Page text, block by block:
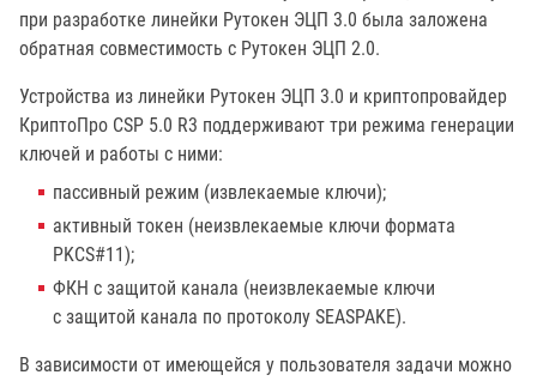
при разработке линейки Рутокен ЭЦП 3.0 была заложена
обратная совместимость с Рутокен ЭЦП 2.0.
Устройства из линейки Рутокен ЭЦП 3.0 и криптопровайдер
КриптоПро CSP 5.0 R3 поддерживают три режима генерации
ключей и работы с ними:
пассивный режим (извлекаемые ключи);
активный токен (неизвлекаемые ключи формата
PKCS#11);
ФКН с защитой канала (неизвлекаемые ключи
с защитой канала по протоколу SEASPAKE).
В зависимости от имеющейся у пользователя задачи можно